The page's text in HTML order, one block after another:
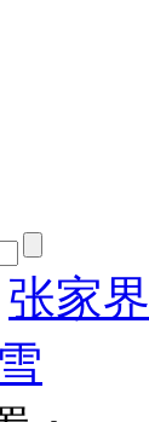
张家界